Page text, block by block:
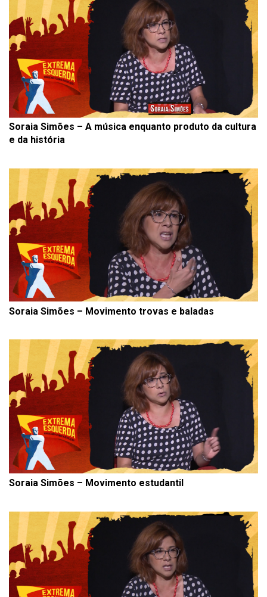
Soraia Simões – A música enquanto produto da cultura
e da história
Soraia Simões – Movimento trovas e baladas
Soraia Simões – Movimento estudantil